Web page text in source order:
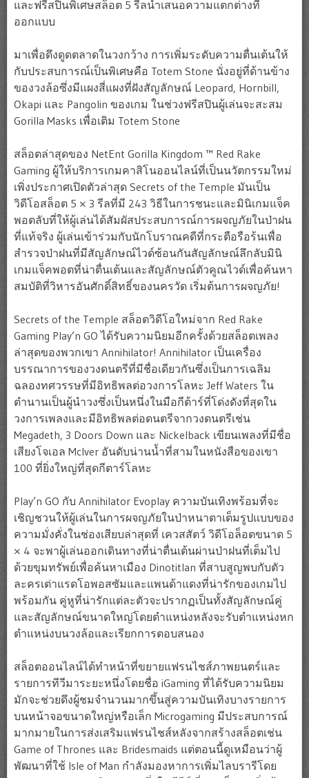
และฟรีสปินพิเศษสล็อต 5 รีลนำเสนอความแตกต่างที่
ออกแบบ
มาเพื่อดึงดูดตลาดในวงกว้าง การเพิ่มระดับความตื่นเต้นให้
กับประสบการณ์เป็นพิเศษคือ Totem Stone นั่งอยู่ที่ด้านข้าง
ของวงล้อซึ่งมีแผงสี่แผงที่ฝังสัญลักษณ์ Leopard, Hornbill,
Okapi และ Pangolin ของเกม ในช่วงฟรีสปินผู้เล่นจะสะสม
Gorilla Masks เพื่อเติม Totem Stone
สล็อตล่าสุดของ NetEnt Gorilla Kingdom ™ Red Rake
Gaming ผู้ให้บริการเกมคาสิโนออนไลน์ที่เป็นนวัตกรรมใหม่
เพิ่งประกาศเปิดตัวล่าสุด Secrets of the Temple มันเป็น
วิดีโอสล็อต 5 × 3 รีลที่มี 243 วิธีในการชนะและมินิเกมแจ็ค
พอตลับที่ให้ผู้เล่นได้สัมผัสประสบการณ์การผจญภัยในป่าฝน
ที่แท้จริง ผู้เล่นเข้าร่วมกับนักโบราณคดีที่กระตือรือร้นเพื่อ
สำรวจป่าฝนที่มีสัญลักษณ์ไวด์ซ้อนกันสัญลักษณ์ลึกลับมินิ
เกมแจ็คพอตที่น่าตื่นเต้นและสัญลักษณ์ตัวคูณไวด์เพื่อค้นหา
สมบัติที่วิหารอันศักดิ์สิทธิ์ของนครวัด เริ่มต้นการผจญภัย!
Secrets of the Temple สล็อตวิดีโอใหม่จาก Red Rake
Gaming Play’n GO ได้รับความนิยมอีกครั้งด้วยสล็อตเพลง
ล่าสุดของพวกเขา Annihilator! Annihilator เป็นเครื่อง
บรรณาการของวงดนตรีที่มีชื่อเดียวกันซึ่งเป็นการเฉลิม
ฉลองทศวรรษที่มีอิทธิพลต่อวงการโลหะ Jeff Waters ใน
ตำนานเป็นผู้นำวงซึ่งเป็นหนึ่งในมือกีต้าร์ที่โด่งดังที่สุดใน
วงการเพลงและมีอิทธิพลต่อดนตรีจากวงดนตรีเช่น
Megadeth, 3 Doors Down และ Nickelback เขียนเพลงที่มีชื่อ
เสียงโจเอล McIver อันดับน่านน้ำที่สามในหนังสือของเขา
100 ที่ยิ่งใหญ่ที่สุดกีตาร์โลหะ
Play’n GO กับ Annihilator Evoplay ความบันเทิงพร้อมที่จะ
เชิญชวนให้ผู้เล่นในการผจญภัยในป่าหนาตาเต็มรูปแบบของ
ความมั่งคั่งในช่องเสียบล่าสุดที่ เควสสัตว์ วิดีโอล็อตขนาด 5
× 4 จะพาผู้เล่นออกเดินทางที่น่าตื่นเต้นผ่านป่าฝนที่เต็มไป
ด้วยขุมทรัพย์เพื่อค้นหาเมือง Dinotitlan ที่สาบสูญพบกับตัว
ละครเต่าแรดโอพอสซัมและแพนด้าแดงที่น่ารักของเกมไป
พร้อมกัน คู่หูที่น่ารักแต่ละตัวจะปรากฏเป็นทั้งสัญลักษณ์คู่
และสัญลักษณ์ขนาดใหญ่โดยตำแหน่งหลังจะรับตำแหน่งหก
ตำแหน่งบนวงล้อและเรียกการตอบสนอง
สล็อตออนไลน์ได้ทำหน้าที่ขยายแฟรนไชส์ภาพยนตร์และ
รายการทีวีมาระยะหนึ่งโดยชื่อ iGaming ที่ได้รับความนิยม
มักจะช่วยดึงผู้ชมจำนวนมากขึ้นสู่ความบันเทิงบางรายการ
บนหน้าจอขนาดใหญ่หรือเล็ก Microgaming มีประสบการณ์
มากมายในการส่งเสริมแฟรนไชส์หลังจากสร้างสล็อตเช่น
Game of Thrones และ Bridesmaids แต่ตอนนี้ดูเหมือนว่าผู้
พัฒนาที่ใช้ Isle of Man กำลังมองหาการเพิ่มไลบรารีโดย